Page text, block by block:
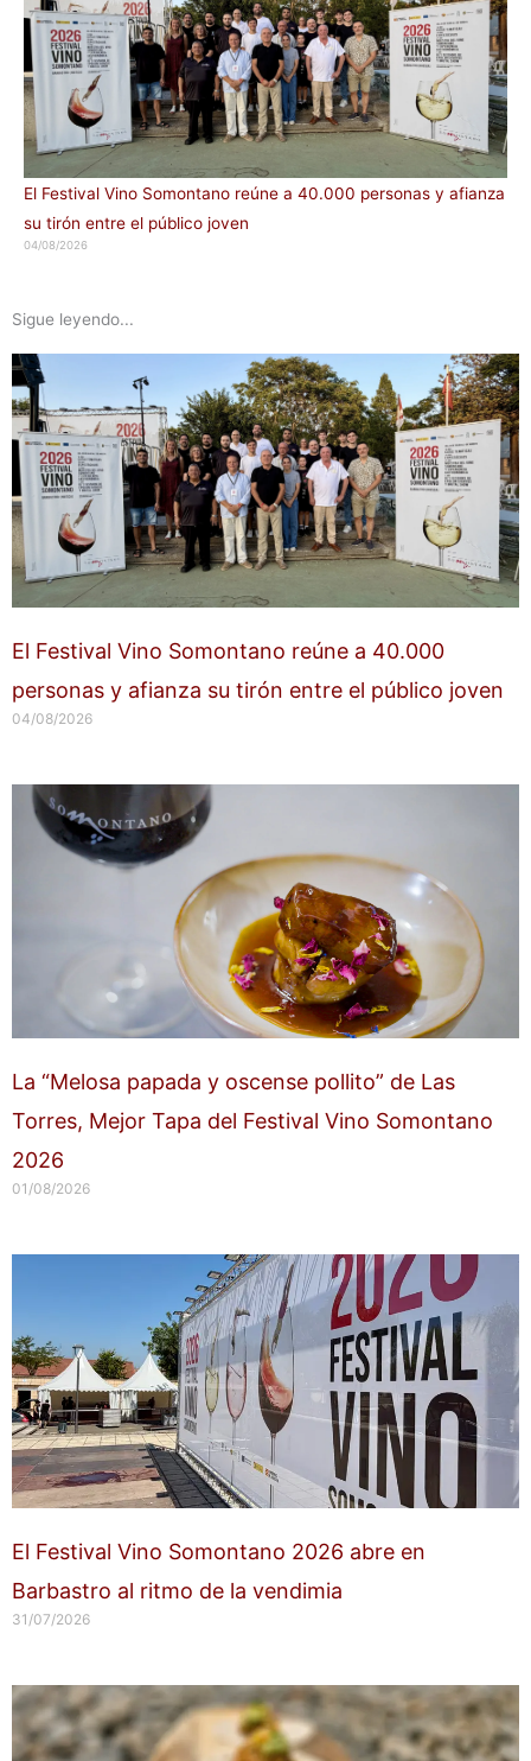
El Festival Vino Somontano reúne a 40.000 personas y afianza
su tirón entre el público joven
04/08/2026
Sigue leyendo...
El Festival Vino Somontano reúne a 40.000
personas y afianza su tirón entre el público joven
04/08/2026
La “Melosa papada y oscense pollito” de Las
Torres, Mejor Tapa del Festival Vino Somontano
2026
01/08/2026
El Festival Vino Somontano 2026 abre en
Barbastro al ritmo de la vendimia
31/07/2026